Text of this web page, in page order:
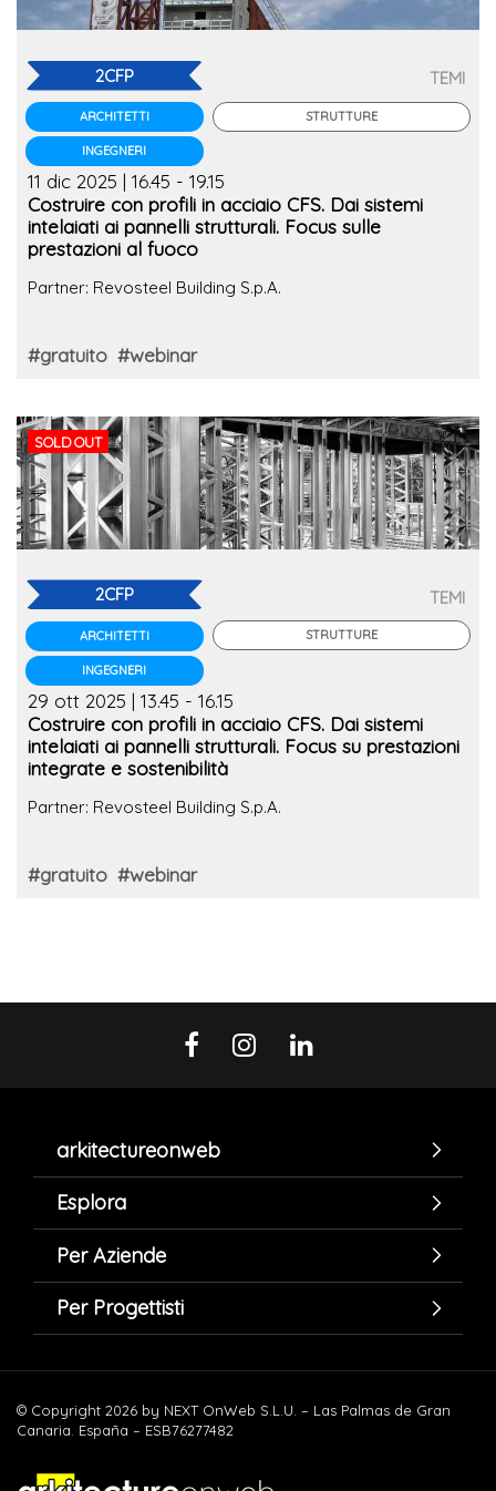
2CFP
ARCHITETTI
INGEGNERI
TEMI
STRUTTURE
11 dic 2025 | 16.45 - 19.15
Costruire con profili in acciaio CFS. Dai sistemi
intelaiati ai pannelli strutturali. Focus sulle
prestazioni al fuoco
Partner: Revosteel Building S.p.A.
#gratuito #webinar
SOLD OUT
2CFP
ARCHITETTI
INGEGNERI
TEMI
STRUTTURE
29 ott 2025 | 13.45 - 16.15
Costruire con profili in acciaio CFS. Dai sistemi
intelaiati ai pannelli strutturali. Focus su prestazioni
integrate e sostenibilità
Partner: Revosteel Building S.p.A.
#gratuito #webinar
arkitectureonweb
Esplora
Per Aziende
Per Progettisti
© Copyright 2026 by NEXT OnWeb S.L.U. – Las Palmas de Gran
Canaria. España – ESB76277482